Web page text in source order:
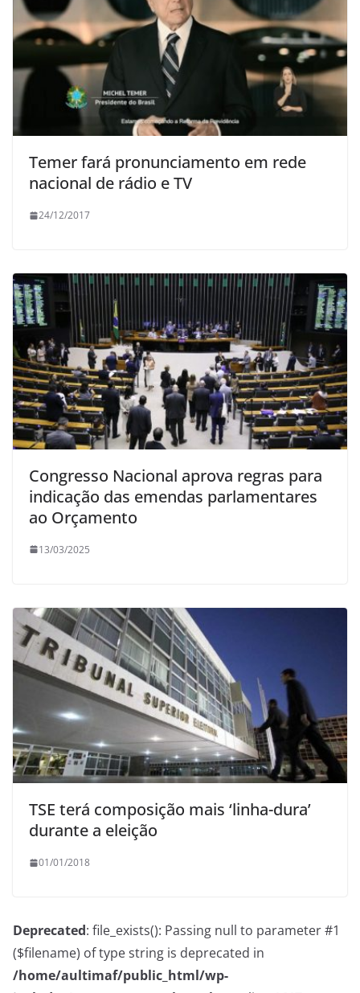
Temer fará pronunciamento em rede
nacional de rádio e TV
24/12/2017
Congresso Nacional aprova regras para
indicação das emendas parlamentares
ao Orçamento
13/03/2025
TSE terá composição mais ‘linha-dura’
durante a eleição
01/01/2018
Deprecated: file_exists(): Passing null to parameter #1
($filename) of type string is deprecated in
/home/aultimaf/public_html/wp-